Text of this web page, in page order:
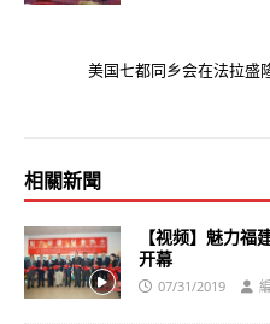
美国七都同乡会在法拉盛
相關新聞
【视频】魅力
开幕
07/31/2019